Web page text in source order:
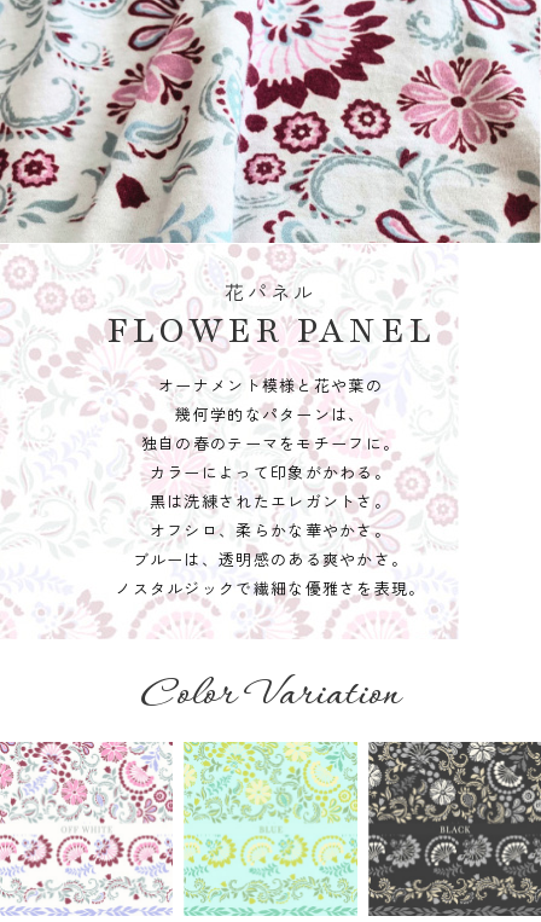
花パネル
FLOWER PANEL
オーナメント模様と花や葉の
幾何学的なパターンは、
独自の春のテーマをモチーフに。
カラーによって印象がかわる。
黒は洗練されたエレガントさ。
オフシロ、柔らかな華やかさ。
ブルーは、透明感のある爽やかさ。
ノスタルジックで繊細な優雅さを表現。
Color Variation